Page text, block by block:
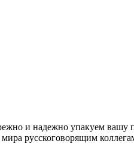
и надежно упакуем вашу
русскоговорящим